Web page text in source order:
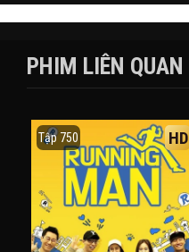
PHIM LIÊN QUAN
Tập 750 HD